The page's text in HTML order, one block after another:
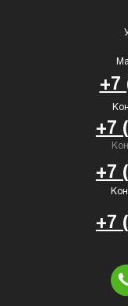
+7
+7
+7
+7